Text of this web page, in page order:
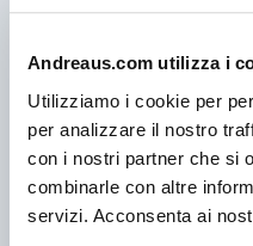
Andreaus.com utilizza i
Utilizziamo i cookie per
per analizzare il nostro
con i nostri partner che si
combinarle con altre
servizi. Acconsenta ai